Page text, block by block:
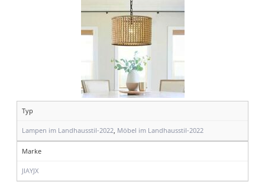
Typ
Lampen im Landhausstil-2022, Möbel im Landhausstil-2022
Marke
JIAYJX